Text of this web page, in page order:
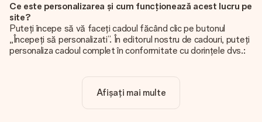
Ce este personalizarea și cum funcționează acest lucru pe
site?
Puteți începe să vă faceți cadoul făcând clic pe butonul
„Începeți să personalizati”. În editorul nostru de cadouri, puteți
personaliza cadoul complet în conformitate cu dorințele dvs.:
Personalizarea este inclusă în preț?
Afișați mai multe